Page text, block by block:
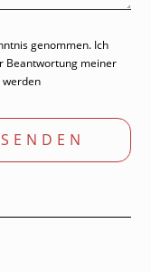
genommen. Ich
Beantwortung meiner
werden
SENDEN